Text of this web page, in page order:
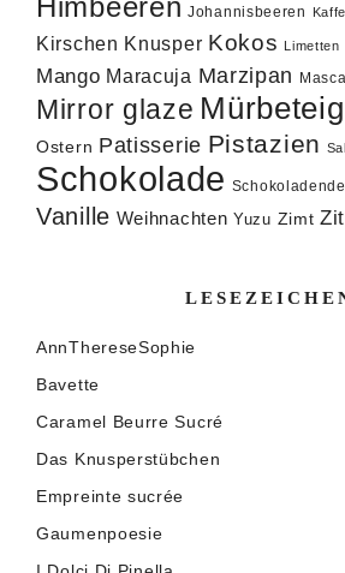
Johannisbeeren
Kirschen Knusper Kokos Limetten
Mango Maracuja Marzipan
Mirror glaze Mürbeteig
Ostern Patisserie Pistazien
Schokolade
Vanille Weihnachten Yuzu Zimt
AnnThereseSophie
Bavette
Caramel Beurre Sucré
Das Knusperstübchen
Empreinte sucrée
Gaumenpoesie